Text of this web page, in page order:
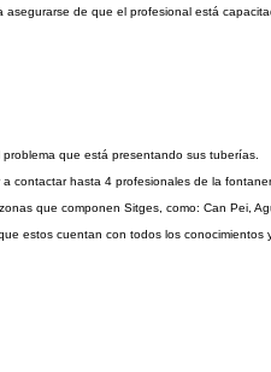
de que el profesional está
que está presentando sus tuberías.
contactar hasta 4 profesionales de la
que componen Sitges, como: Can Pei,
estos cuentan con todos los